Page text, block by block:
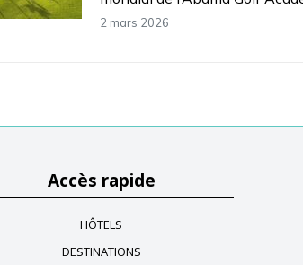
2 mars 2026
Accès rapide
HÔTELS
DESTINATIONS